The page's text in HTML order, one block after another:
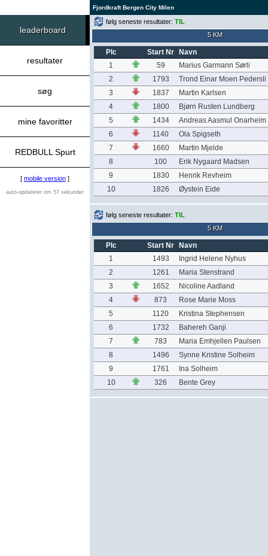
Fjordkraft Bergen City Milen
leaderboard
resultater
søg
mine favoritter
REDBULL Spurt
[ mobile version ]
auto-opdaterer om 57 sekunder
følg seneste resultater: TIL
5 KM
Plc Start Nr
Navn
1
59
Marius Garmann Sørli
2
1793
Trond Einar Moen Pedersli
3
1837
Martin Karlsen
4
1800
Bjørn Rusten Lundberg
5
1434
Andreas Aasmul Onarheim
6
1140
Ola Spigseth
7
1660
Martin Mjelde
8
100
Erik Nygaard Madsen
9
1830
Henrik Revheim
10
1826 Øystein Eide
følg seneste resultater: TIL
5 KM
Plc Start Nr
Navn
1
1493
Ingrid Helene Nyhus
2
1261
Maria Stenstrand
3
1652
Nicoline Aadland
4
873
Rose Marie Moss
5
1120
Kristina Stephensen
6
1732
Bahereh Ganji
7
783
Maria Emhjellen Paulsen
8
1496
Synne Kristine Solheim
9
1761
Ina Solheim
10
326 Bente Grey